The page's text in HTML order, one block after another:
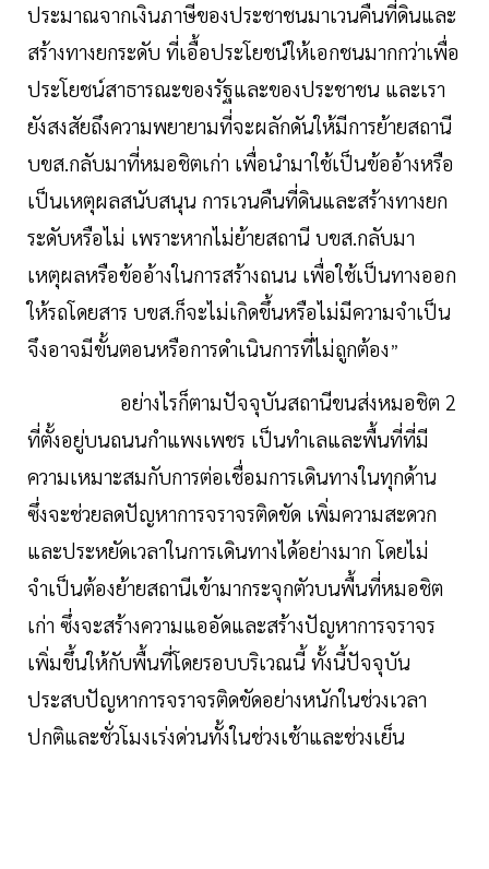
ประมาณจากเงินภาษีของประชาชนมาเวนคืนที่ดินและ
สร้างทางยกระดับ ที่เอื้อประโยชน์ให้เอกชนมากกว่าเพื่อ
ประโยชน์สาธารณะของรัฐและของประชาชน และเรา
ยังสงสัยถึงความพยายามที่จะผลักดันให้มีการย้ายสถานี
บขส.กลับมาที่หมอชิตเก่า เพื่อนำมาใช้เป็นข้ออ้างหรือ
เป็นเหตุผลสนับสนุน การเวนคืนที่ดินและสร้างทางยก
ระดับหรือไม่ เพราะหากไม่ย้ายสถานี บขส.กลับมา
เหตุผลหรือข้ออ้างในการสร้างถนน เพื่อใช้เป็นทางออก
ให้รถโดยสาร บขส.ก็จะไม่เกิดขึ้นหรือไม่มีความจำเป็น
จึงอาจมีขั้นตอนหรือการดำเนินการที่ไม่ถูกต้อง ”
อย่างไรก็ตามปัจจุบันสถานีขนส่งหมอชิต 2
ที่ตั้งอยู่บนถนนกำแพงเพชร เป็นทำเลและพื้นที่ที่มี
ความเหมาะสมกับการต่อเชื่อมการเดินทางในทุกด้าน
ซึ่งจะช่วยลดปัญหาการจราจรติดขัด เพิ่มความสะดวก
และประหยัดเวลาในการเดินทางได้อย่างมาก โดยไม่
จำเป็นต้องย้ายสถานีเข้ามากระจุกตัวบนพื้นที่หมอชิต
เก่า ซึ่งจะสร้างความแออัดและสร้างปัญหาการจราจร
เพิ่มขึ้นให้กับพื้นที่โดยรอบบริเวณนี้ ทั้งนี้ปัจจุบัน
ประสบปัญหาการจราจรติดขัดอย่างหนักในช่วงเวลา
ปกติและชั่วโมงเร่งด่วนทั้งในช่วงเช้าและช่วงเย็น